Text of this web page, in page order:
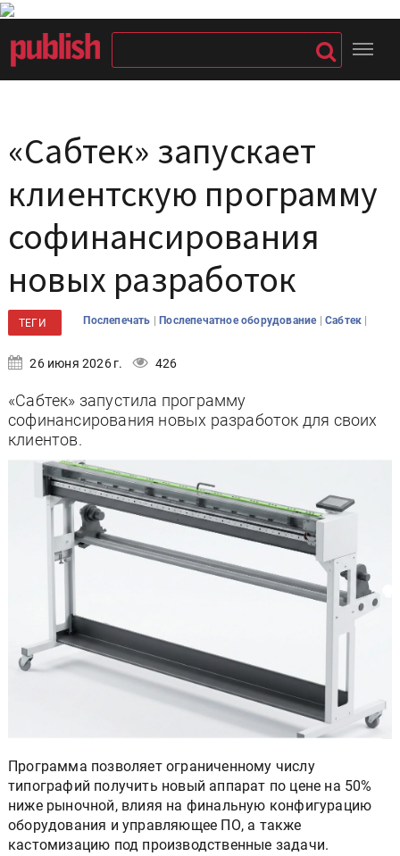
«Сабтек» запускает
клиентскую программу
софинансирования
новых разработок
ТЕГИ Послепечать |Послепечатное оборудование |Сабтек |
26 июня 2026 г. 426
«Сабтек» запустила программу
софинансирования новых разработок для своих
клиентов.
Программа позволяет ограниченному числу
типографий получить новый аппарат по цене на 50%
ниже рыночной, влияя на финальную конфигурацию
оборудования и управляющее ПО, а также
кастомизацию под производственные задачи.